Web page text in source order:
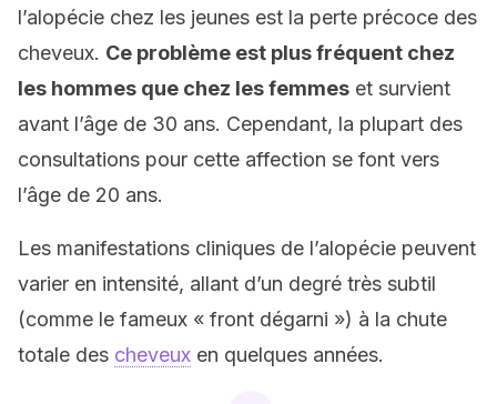
l’alopécie chez les jeunes est la perte précoce des
cheveux. Ce problème est plus fréquent chez
les hommes que chez les femmes et survient
avant l’âge de 30 ans. Cependant, la plupart des
consultations pour cette affection se font vers
l’âge de 20 ans.
Les manifestations cliniques de l’alopécie peuvent
varier en intensité, allant d’un degré très subtil
(comme le fameux « front dégarni ») à la chute
totale des cheveux en quelques années.